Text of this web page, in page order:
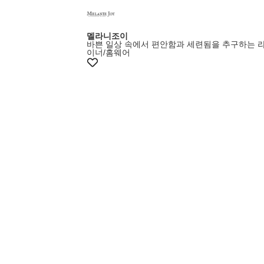
멜라니조이
바쁜 일상 속에서 편안함과 세련됨을 추구하는
이너/홈웨어